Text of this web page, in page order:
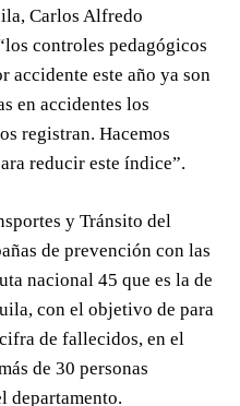
Carlos Alfredo
controles pedagógicos
accidente este año ya son
en accidentes los
registran. Hacemos
reducir este índice”.
y Tránsito del
de prevención con las
nacional 45 que es la de
con el objetivo de para
de fallecidos, en el
de 30 personas
departamento.